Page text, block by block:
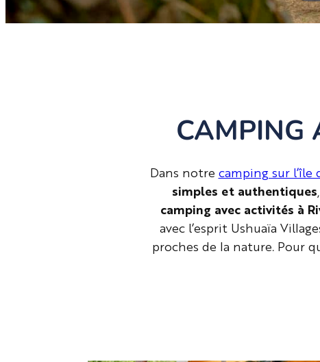
CAMPING
Dans notre camping sur l’île
simples et authentiques
camping avec activités à
avec l’esprit Ushuaïa
proches de la nature. Pour